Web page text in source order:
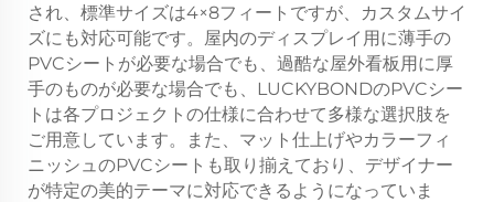
され、標準サイズは4×8フィートですが、カスタムサイ
ズにも対応可能です。屋内のディスプレイ用に薄手の
PVCシートが必要な場合でも、過酷な屋外看板用に厚
手のものが必要な場合でも、LUCKYBONDのPVCシー
トは各プロジェクトの仕様に合わせて多様な選択肢を
ご用意しています。また、マット仕上げやカラーフィ
ニッシュのPVCシートも取り揃えており、デザイナー
が特定の美的テーマに対応できるようになっていま